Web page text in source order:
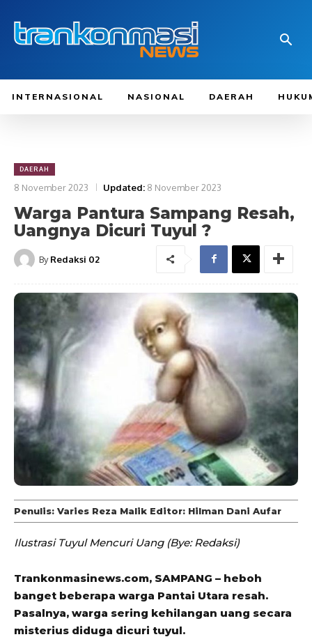
INTERNASIONAL NASIONAL DAERAH
DAERAH
8 November 2023 Updated: 8 November 2023
Warga Pantura Sampang Resah,
Uangnya Dicuri Tuyul ?
By Redaksi 02
Penulis: Varies Reza Malik Editor: Hilman Dani Aufar
Ilustrasi Tuyul Mencuri Uang (Bye: Redaksi)
Trankonmasinews.com, SAMPANG – heboh
banget beberapa warga Pantai Utara resah.
Pasalnya, warga sering kehilangan uang secara
misterius diduga dicuri tuyul.